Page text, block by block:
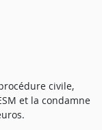
civile,
et la condamne